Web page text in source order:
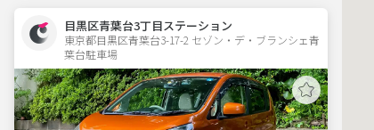
目黒区青葉台3丁目ステーション
東京都目黒区青葉台3-17-2 セゾン・デ・ブランシェ青
葉台駐車場